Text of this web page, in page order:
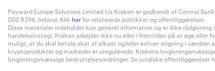
Payward Europe Solutions Limited t/a Kraken er godkendt af Central
D02 R296, Ireland. Klik herfor relaterede politikker og offentliggørelser.
Disse materialer indeholder kun generel information og er ikke
handelsstrategi. Kraken arbejder ikke nu eller i fremtiden på at øge
muligt, at du skal betale skat af afkast og/eller enhver stigning i værdien
kryptoprodukter og markeder er uregulerede. Krakens
lovgivningsmæssige beskyttelsesordninger. Se juridiske offentliggørelser